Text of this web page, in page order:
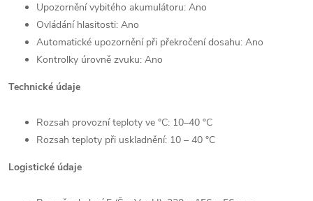
Upozornění vybitého akumulátoru: Ano
Ovládání hlasitosti: Ano
Automatické upozornění při překročení dosahu: Ano
Kontrolky úrovně zvuku: Ano
Technické údaje
Rozsah provozní teploty ve °C: 10–40 °C
Rozsah teploty při uskladnění: 10 – 40 °C
Logistické údaje